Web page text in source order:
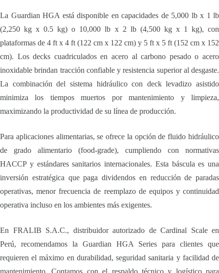
La Guardian HGA está disponible en capacidades de 5,000 lb x 1 lb
(2,250 kg x 0.5 kg) o 10,000 lb x 2 lb (4,500 kg x 1 kg), con
plataformas de 4 ft x 4 ft (122 cm x 122 cm) y 5 ft x 5 ft (152 cm x 152
cm). Los decks cuadriculados en acero al carbono pesado o acero
inoxidable brindan tracción confiable y resistencia superior al desgaste.
La combinación del sistema hidráulico con deck levadizo asistido
minimiza los tiempos muertos por mantenimiento y limpieza,
maximizando la productividad de su línea de producción.
Para aplicaciones alimentarias, se ofrece la opción de fluido hidráulico
de grado alimentario (food-grade), cumpliendo con normativas
HACCP y estándares sanitarios internacionales. Esta báscula es una
inversión estratégica que paga dividendos en reducción de paradas
operativas, menor frecuencia de reemplazo de equipos y continuidad
operativa incluso en los ambientes más exigentes.
En FRALIB S.A.C., distribuidor autorizado de Cardinal Scale en
Perú, recomendamos la Guardian HGA Series para clientes que
requieren el máximo en durabilidad, seguridad sanitaria y facilidad de
mantenimiento. Contamos con el respaldo técnico y logístico para